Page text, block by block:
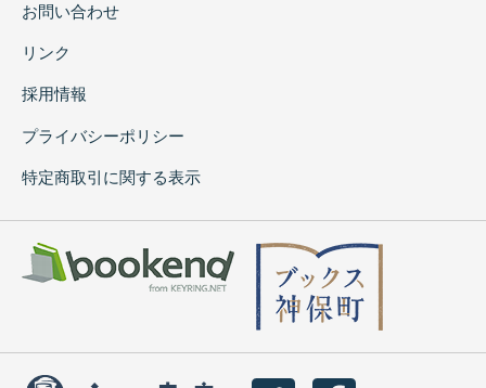
お問い合わせ
リンク
採用情報
プライバシーポリシー
特定商取引に関する表示